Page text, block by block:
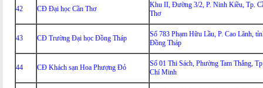
42 CĐ Đại học Cần Thơ
Khu II, Đường 3/2, P. Ninh Kiều, Tp.
Thơ
43 CĐ Trường Đại học Đồng Tháp
Số 783 Phạm Hữu Lầu, P. Cao Lãnh,
Đồng Tháp
44 CĐ Khách sạn Hoa Phượng Đỏ
Số 01 Thi Sách, Phường Tam Thắng,
Chí Minh